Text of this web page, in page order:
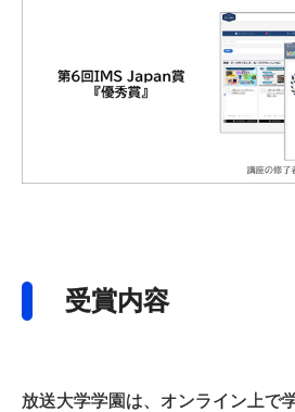
受賞内容
放送大学学園は、オンライン上で